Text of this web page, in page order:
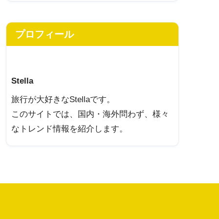
プロフィール
Stella
旅行が大好きなStellaです。
このサイトでは、国内・海外問わず、様々
なトレンド情報を紹介します。